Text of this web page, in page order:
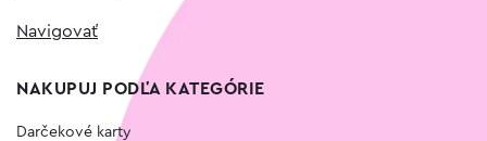
Navigovať
NAKUPUJ PODĽA KATEGÓRIE
Darčekové karty